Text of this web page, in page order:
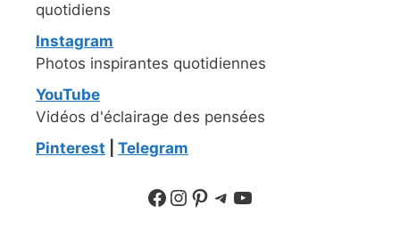
quotidiens
Instagram
Photos inspirantes quotidiennes
YouTube
Vidéos d'éclairage des pensées
Pinterest
Telegram
Suivre sur Facebook
Suivre sur Instagram
Pinterest
Sur Telegram
YouTube